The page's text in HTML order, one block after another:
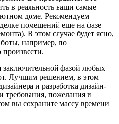
в реальность ваши самые
доме. Рекомендуем
помещений еще на фазе
В этом случае будет ясно,
например, по
произвести.
заключительной фазой любых
Лучшим решением, в этом
и разработка дизайн-
требования, пожелания и
вы сохраните массу времени